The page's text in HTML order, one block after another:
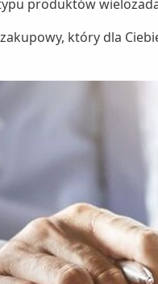
produktów
który dla